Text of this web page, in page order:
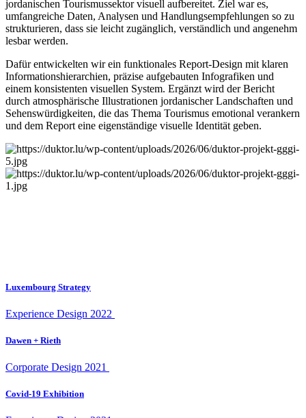
jordanischen Tourismussektor visuell aufbereitet. Ziel war es,
umfangreiche Daten, Analysen und Handlungsempfehlungen so zu
strukturieren, dass sie leicht zugänglich, verständlich und angenehm
lesbar werden.
Dafür entwickelten wir ein funktionales Report-Design mit klaren
Informationshierarchien, präzise aufgebauten Infografiken und
einem konsistenten visuellen System. Ergänzt wird der Bericht
durch atmosphärische Illustrationen jordanischer Landschaften und
Sehenswürdigkeiten, die das Thema Tourismus emotional verankern
und dem Report eine eigenständige visuelle Identität geben.
Luxembourg Strategy
Experience Design 2022
Dawen + Rieth
Corporate Design 2021
Covid-19 Exhibition